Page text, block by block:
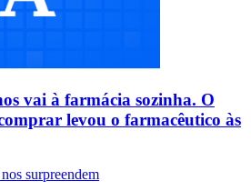
vai à farmácia sozinha. O
levou o farmacêutico às
surpreendem